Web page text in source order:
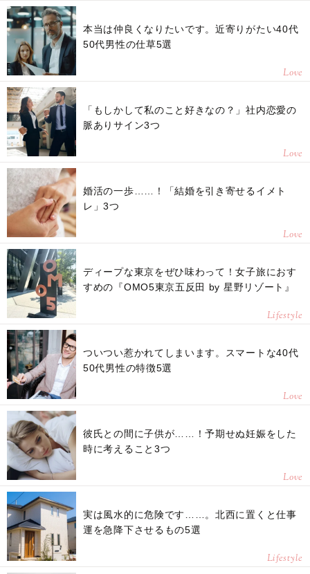
本当は仲良くなりたいです。近寄りがたい40代
50代男性の仕草5選
Love
「もしかして私のこと好きなの？」社内恋愛の
脈ありサイン3つ
Love
婚活の一歩……！「結婚を引き寄せるイメト
レ」3つ
Love
ディープな東京をぜひ味わって！女子旅におす
すめの『OMO5東京五反田 by 星野リゾート』
Lifestyle
ついつい惹かれてしまいます。スマートな40代
50代男性の特徴5選
Love
彼氏との間に子供が……！予期せぬ妊娠をした
時に考えること3つ
Love
実は風水的に危険です……。北西に置くと仕事
運を急降下させるもの5選
Lifestyle